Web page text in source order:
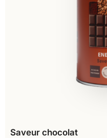
Saveur chocolat